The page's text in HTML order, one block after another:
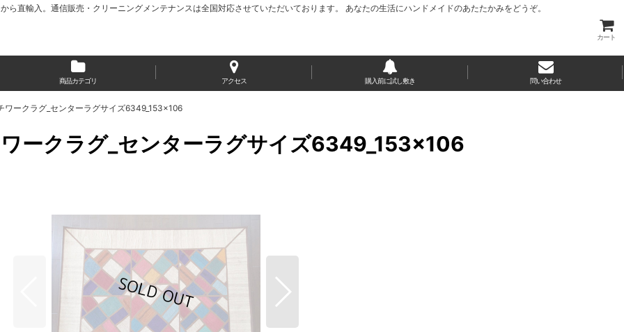
直輸入。通信販売・クリーニングメンテナンスは全国対応させていただいております。 あなたの生活にハンドメイドのあたたかみをどうぞ。
カート
商品カテゴリ アクセス 購入前に試し敷き 問い合わせ
ワークラグ_センターラグサイズ6349_153×106
ークラグ_センターラグサイズ6349_153×106